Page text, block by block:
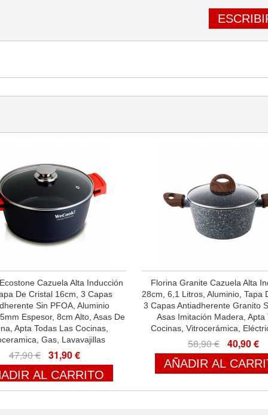
Cazuela Alta Inducción
De Cristal 16cm, 3 Capas
Sin PFOA, Aluminio
Espesor, 8cm Alto, Asas De
Apta Todas Las Cocinas,
Gas, Lavavajillas
47,90 € 31,90 €
AL CARRITO
Florina Granite Cazuela Alta
28cm, 6,1 Litros, Aluminio, Tapa
3 Capas Antiadherente Granito
Asas Imitación Madera, Apta
Cocinas, Vitrocerámica,
58,90 € 40,90 €
AÑADIR AL